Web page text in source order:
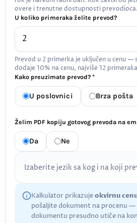
overe i trenutne dostupnosti prevodioca.
U koliko primeraka želite prevod?
Prevod u 2 primerka je uključen u cenu —
dodaje 10% na cenu, najviše 12
Kako preuzimate prevod? *
U poslovnici Brza pošta
Želim PDF kopiju gotovog prevoda na
Da Ne
Izaberite jezik sa kog i na koji
Kalkulator prikazujeokvirnu
pošaljite dokument na procenu
dokumentu presudno utiče na